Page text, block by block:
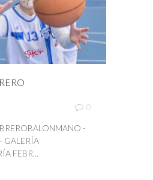
0
-
GALERÍA
FEBR...